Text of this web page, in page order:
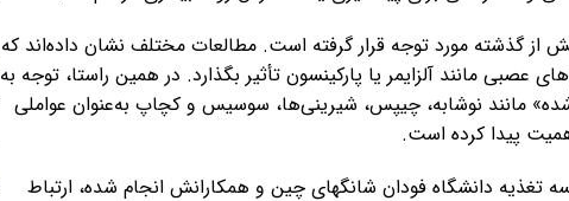
از گذشته مورد توجه قرار گرفته است. مطالعات مختلف نشان داده‌اند که
عصبی مانند آلزایمر یا پارکینسون تأثیر بگذارد. در همین راستا، توجه به
مانند نوشابه، چیپس، شیرینی‌ها، سوسیس و کچاپ به‌عنوان عواملی
پیدا کرده است.
دانشگاه فودان شانگهای چین و همکارانش انجام شده، ارتباط